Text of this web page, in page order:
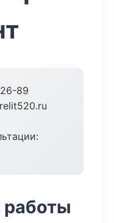
89